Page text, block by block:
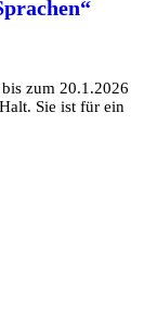
zum 20.1.2026
Sie ist für ein